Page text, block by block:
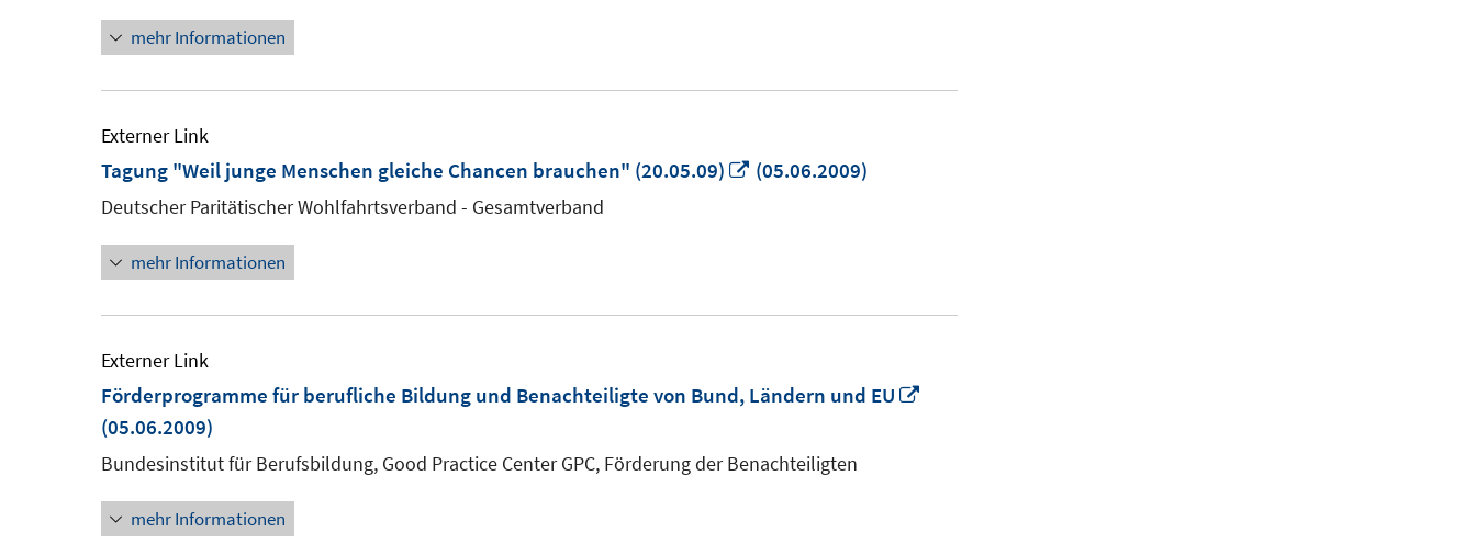
mehr Informationen
Externer Link
Tagung "Weil junge Menschen gleiche Chancen brauchen" (20.05.09)
In
(05.06.2009)
Deutscher Paritätischer Wohlfahrtsverband - Gesamtverband
mehr Informationen
Externer Link
Förderprogramme für berufliche Bildung und Benachteiligte von Bund, Ländern und EU
(05.06.2009)
Bundesinstitut für Berufsbildung, Good Practice Center GPC, Förderung der Benachteiligten
mehr Informationen